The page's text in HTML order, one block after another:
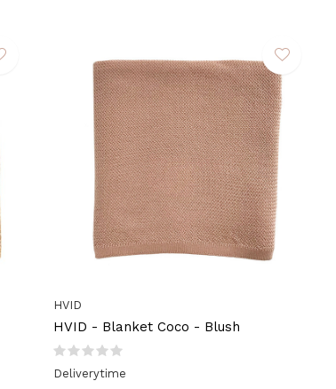
HVID
HVID - Blanket Coco - Blush
Deliverytime